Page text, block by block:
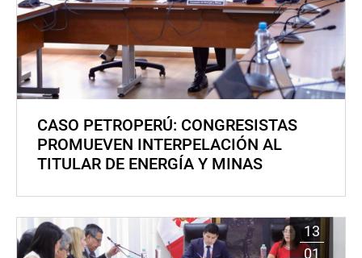
CASO PETROPERÚ: CONGRESISTAS
PROMUEVEN INTERPELACIÓN AL
TITULAR DE ENERGÍA Y MINAS
13
01